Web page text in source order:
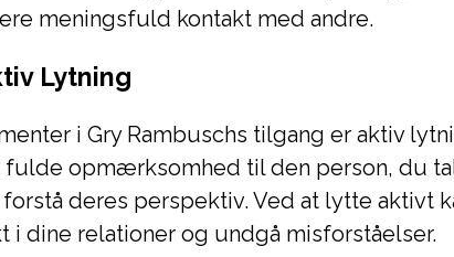
meningsfuld kontakt med andre.
Lytning
i Gry Rambuschs tilgang er aktiv
opmærksomhed til den person, du
deres perspektiv. Ved at lytte aktivt
i dine relationer og undgå misforståelser.